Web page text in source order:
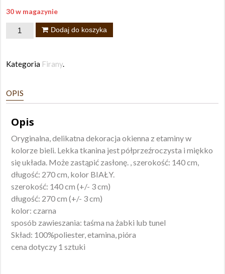
30 w magazynie
ilość
140x270
Dodaj do koszyka
Kategoria Firany.
OPIS
Opis
Oryginalna, delikatna dekoracja okienna z etaminy w
kolorze bieli. Lekka tkanina jest półprzeźroczysta i miękko
się układa. Może zastąpić zasłonę. , szerokość: 140 cm,
długość: 270 cm, kolor BIAŁY.
szerokość: 140 cm (+/- 3 cm)
długość: 270 cm (+/- 3 cm)
kolor: czarna
sposób zawieszania: taśma na żabki lub tunel
Skład: 100%poliester, etamina, pióra
cena dotyczy 1 sztuki